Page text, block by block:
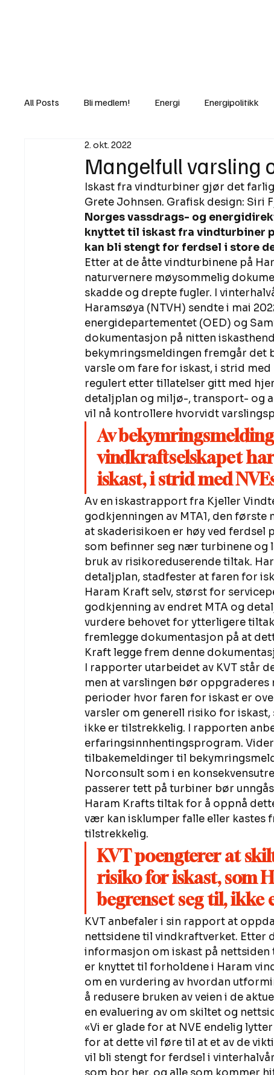
All Posts Bli medlem! Energi Energipolitikk
Lov og rett Lovbrudd
Rettslige skritt i Klartekst Ukens innlegg
Mangelfull varsling
2. okt. 2022
Iskast fra vindturbiner gjør det
Grete Johnsen. Grafisk design: Siri
Norges vassdrags- og
knyttet til iskast fra vindturbiner
kan bli stengt for ferdsel i store
Etter at de åtte vindturbinene på
naturvernere møysommelig
skadde og drepte fugler. I
Haramsøya (NTVH) sendte i mai
energidepartementet (OED) og
dokumentasjon på nitten
bekymringsmeldingen fremgår det
varsle om fare for iskast, i strid
regulert etter tillatelser gitt med
detaljplan og miljø-, transport- og
vil nå kontrollere hvorvidt
Av
vindkraftselskapet
iskast, i strid med
Av en iskastrapport fra Kjeller
godkjenningen av MTA1, den
at skaderisikoen er høy ved ferdsel
som befinner seg nær turbinene og
bruk av risikoreduserende tiltak.
detaljplan, stadfester at faren for
Haram Kraft selv, størst for
godkjenning av endret MTA og
vurdere behovet for ytterligere
fremlegge dokumentasjon på at
Kraft legge frem denne
I rapporter utarbeidet av KVT står
men at varslingen bør oppgraderes
perioder hvor faren for iskast er
varsler om generell risiko for
ikke er tilstrekkelig. I rapporten
erfaringsinnhentingsprogram.
tilbakemeldinger til
Norconsult som i en
passerer tett på turbiner bør
Haram Krafts tiltak for å oppnå
vær kan isklumper falle eller kastes
tilstrekkelig.
KVT poengterer at
risiko for iskast, som
begrenset seg til, ikke
KVT anbefaler i sin rapport at
nettsidene til vindkraftverket. Etter
informasjon om iskast på
er knyttet til forholdene i Haram
om en vurdering av hvordan
å redusere bruken av veien i de
en evaluering av om skiltet og
«Vi er glade for at NVE endelig
for at dette vil føre til at et av de
vil bli stengt for ferdsel i